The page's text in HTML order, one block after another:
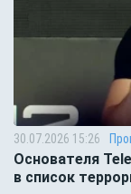
30.07.2026 15:26
Основателя
в список